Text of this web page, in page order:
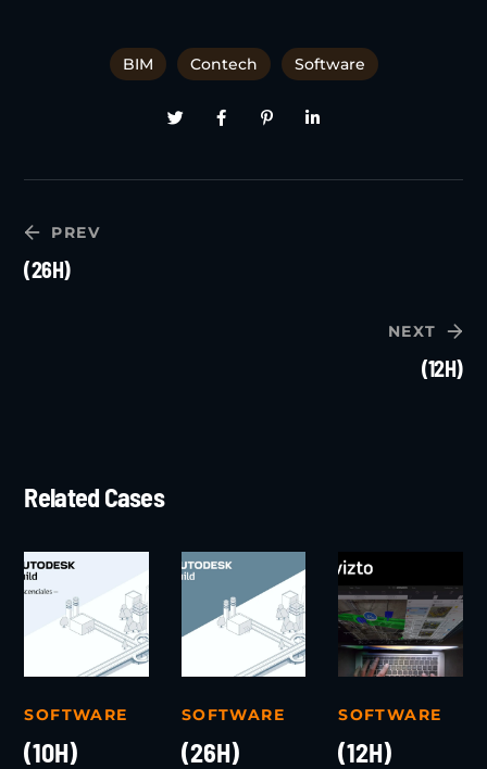
BIM Contech Software
PREV
(26H)
NEXT
(12H)
Related Cases
SOFTWARE
(10H)
SOFTWARE
(26H)
SOFTWARE
(12H)